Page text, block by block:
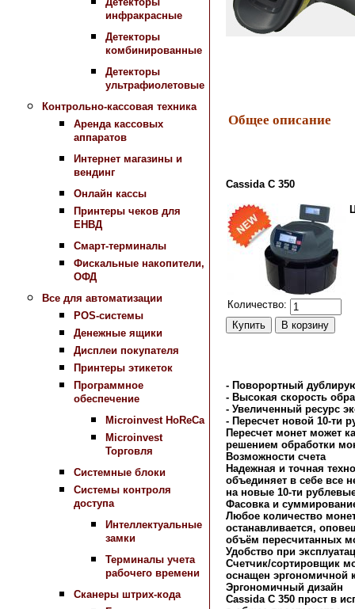
инфракрасные
Детекторы
комбинированные
Детекторы
ультрафиолетовые
Контрольно-кассовая техника
Аренда кассовых
аппаратов
Интернет магазины и
вендинг
Онлайн кассы
Принтеры чеков для
ЕНВД
Смарт-терминалы
Фискальные накопители,
ОФД
Все для автоматизации
POS-системы
Денежные ящики
Дисплеи покупателя
Принтеры этикеток
Программное
обеспечение
Microinvest HoReCa
Microinvest
Торговля
Системные блоки
Системы контроля
доступа
Интеллектуальные
замки
Терминалы учета
рабочего времени
Сканеры штрих-кода
Общее описание
Cassida C 350
Количество:
- Поворортный
- Высокая скорость
- Увеличенный ресурс
- Пересчет новой 10-ти
Пересчет монет может
решением обработки
Возможности счета
Надежная и точная
объединяет в себе все
на новые 10-ти
Фасовка и
Любое количество
останавливается,
объём пересчитанных
Удобство при
Счетчик/сортировщик
оснащен эргономичной
Эргономичный дизайн
Cassida C 350 прост в